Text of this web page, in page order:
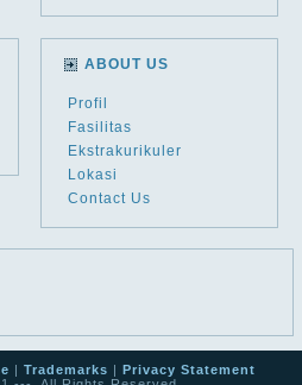
ABOUT US
Profil
Fasilitas
Ekstrakurikuler
Lokasi
Contact Us
| Trademarks | Privacy Statement